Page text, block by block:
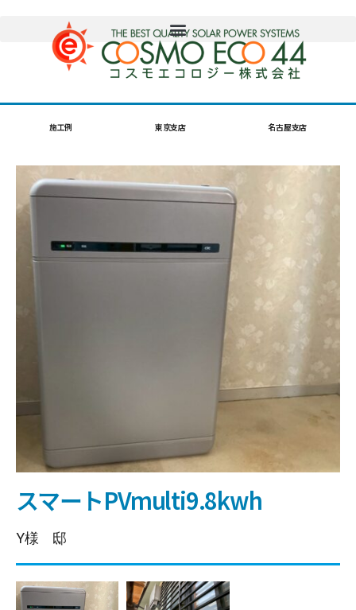
施工例 東京支店 名古屋支店
スマートPVmulti9.8kwh
Y様 邸